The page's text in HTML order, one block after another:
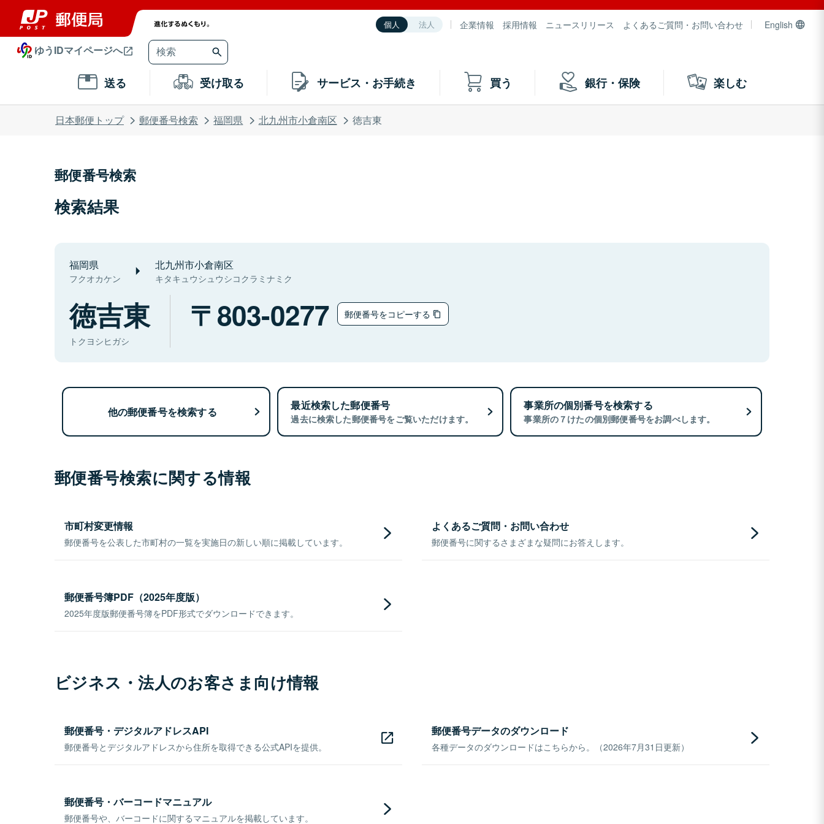
個人 法人 企業情報 採用情報 ニュースリリース よくあるご質問・お問い合わせ English
ゆうIDマイページへ
送る 受け取る サービス・お手続き 買う 銀行・保険 楽しむ
日本郵便トップ 郵便番号検索 福岡県 北九州市小倉南区 徳吉東
郵便番号検索
検索結果
福岡県
フクオカケン
北九州市小倉南区
キタキュウシュウシコクラミナミク
徳吉東
トクヨシヒガシ
803-0277 郵便番号をコピーする
他の郵便番号を検索する 最近検索した郵便番号
過去に検索した郵便番号をご覧いただけます。
事業所の個別番号を検索する
事業所の７けたの個別郵便番号をお調べします。
郵便番号検索に関する情報
市町村変更情報
郵便番号を公表した市町村の一覧を実施日の新しい順に掲載しています。
よくあるご質問・お問い合わせ
郵便番号に関するさまざまな疑問にお答えします。
郵便番号簿PDF（2025年度版）
2025年度版郵便番号簿をPDF形式でダウンロードできます。
ビジネス・法人のお客さま向け情報
郵便番号・デジタルアドレスAPI
郵便番号とデジタルアドレスから住所を取得できる公式APIを提供。
郵便番号データのダウンロード
各種データのダウンロードはこちらから。（2026年7月31日更新）
郵便番号・バーコードマニュアル
郵便番号や、バーコードに関するマニュアルを掲載しています。